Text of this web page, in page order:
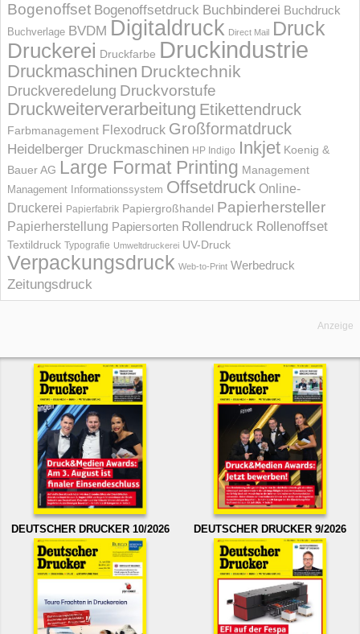
Bogenoffset Bogenoffsetdruck Buchbinderei Buchdruck
Buchverlage BVDM Digitaldruck Direct Mail Druck
Druckerei Druckfarbe Druckindustrie
Druckmaschinen Drucktechnik
Druckveredelung Druckvorstufe
Druckweiterverarbeitung Etikettendruck
Farbmanagement Flexodruck Großformatdruck
Heidelberger Druckmaschinen HP Indigo Inkjet Koenig &
Bauer AG Large Format Printing Management
Management Informations­system Offsetdruck Online-
Druckerei Papierfabrik Papiergroßhandel Papierhersteller
Papierherstellung Papiersorten Rollendruck Rollenoffset
Textildruck Typografie Umweltdruckerei UV-Druck
Verpackungsdruck Web-to-Print Werbedruck
Zeitungsdruck
Anzeige
DEUTSCHER DRUCKER 10/2026 DEUTSCHER DRUCKER 9/2026